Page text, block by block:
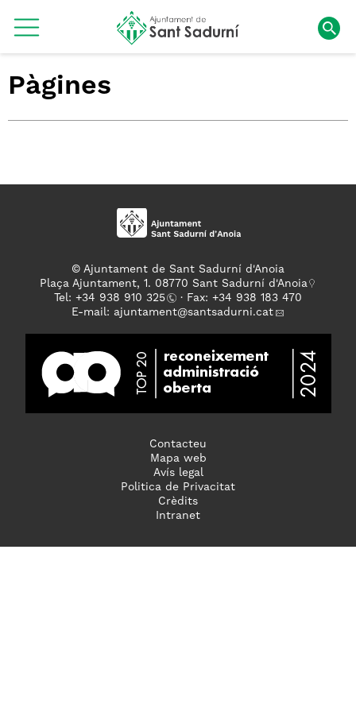
Pàgines
© Ajuntament de Sant Sadurní d'Anoia
Plaça Ajuntament, 1. 08770 Sant Sadurní d'Anoia
Tel: +34 938 910 325
· Fax: +34 938 183 470
E-mail: ajuntament@santsadurni.cat
Contacteu
Mapa web
Avís legal
Politica de Privacitat
Crèdits
Intranet